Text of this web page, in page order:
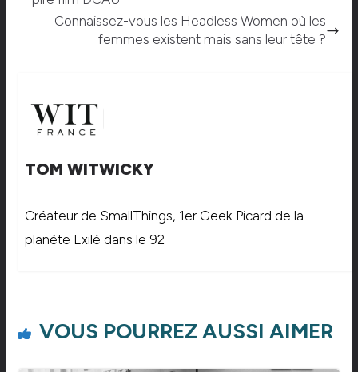
Connaissez-vous les Headless Women où les
femmes existent mais sans leur tête ?
TOM WITWICKY
Créateur de SmallThings, 1er Geek Picard de la
planète Exilé dans le 92
VOUS POURREZ AUSSI AIMER